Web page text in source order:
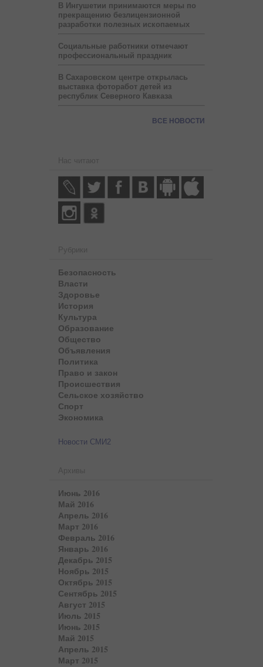
В Ингушетии принимаются меры по
прекращению безлицензионной
разработки полезных ископаемых
Социальные работники отмечают
профессиональный праздник
В Сахаровском центре открылась
выставка фоторабот детей из
республик Северного Кавказа
ВСЕ НОВОСТИ
Нас читают
Рубрики
Безопасность
Власти
Здоровье
История
Культура
Образование
Общество
Объявления
Политика
Право и закон
Происшествия
Сельское хозяйство
Спорт
Экономика
Новости СМИ2
Архивы
Июнь 2016
Май 2016
Апрель 2016
Март 2016
Февраль 2016
Январь 2016
Декабрь 2015
Ноябрь 2015
Октябрь 2015
Сентябрь 2015
Август 2015
Июль 2015
Июнь 2015
Май 2015
Апрель 2015
Март 2015